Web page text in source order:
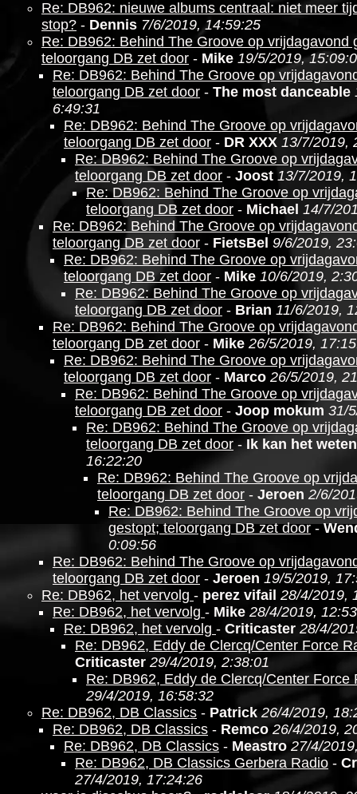
Re: DB962: nieuwe albums centraal: niet meer
stop? - Dennis 7/6/2019, 14:59:25
Re: DB962: Behind The Groove op vrijdagavond
teloorgang DB zet door - Mike 19/5/2019,
Re: DB962: Behind The Groove op
teloorgang DB zet door - The most danceable
6:49:31
Re: DB962: Behind The Groove op
teloorgang DB zet door - DR XXX 13/7/2019,
Re: DB962: Behind The Groove op
teloorgang DB zet door - Joost 13/7/2019,
Re: DB962: Behind The Groove op
teloorgang DB zet door - Michael 14/7/
Re: DB962: Behind The Groove op
teloorgang DB zet door - FietsBel 9/6/2019,
Re: DB962: Behind The Groove op
teloorgang DB zet door - Mike 10/6/2019,
Re: DB962: Behind The Groove op
teloorgang DB zet door - Brian 11/6/2019,
Re: DB962: Behind The Groove op
teloorgang DB zet door - Mike 26/5/2019,
Re: DB962: Behind The Groove op
teloorgang DB zet door - Marco 26/5/2019,
Re: DB962: Behind The Groove op
teloorgang DB zet door - Joop mokum 31/
Re: DB962: Behind The Groove op
teloorgang DB zet door - Ik kan het weten
16:22:20
Re: DB962: Behind The Groove op
teloorgang DB zet door - Jeroen 2/6/
Re: DB962: Behind The Groove op
gestopt; teloorgang DB zet door-
0:09:56
Re: DB962: Behind The Groove op
teloorgang DB zet door - Jeroen 19/5/2019,
Re: DB962, het vervolg - perez vifail 28/4/2019,
Re: DB962, het vervolg - Mike 28/4/2019,
Re: DB962, het vervolg - Criticaster 28/4/
Re: DB962, Eddy de Clercq/Center Force
Criticaster 29/4/2019, 2:38:01
Re: DB962, Eddy de Clercq/Center Force
29/4/2019, 16:58:32
Re: DB962, DB Classics - Patrick 26/4/2019,
Re: DB962, DB Classics - Remco 26/4/2019,
Re: DB962, DB Classics - Meastro 27/4/
Re: DB962, DB Classics Gerbera Radio -
27/4/2019, 17:24:26